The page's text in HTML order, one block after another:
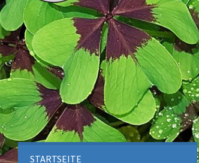
STARTSEITE